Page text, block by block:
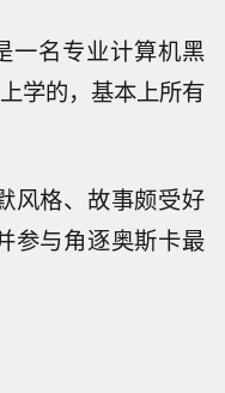
一名专业计算机黑
学的，基本上所有
风格、故事颇受好
参与角逐奥斯卡最